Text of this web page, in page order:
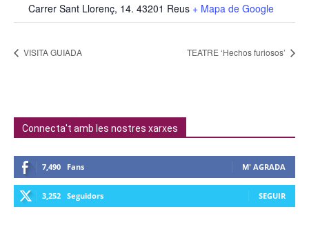
Carrer Sant Llorenç, 14. 43201 Reus + Mapa de Google
VISITA GUIADA TEATRE ‘Hechos furiosos’
Connecta't amb les nostres xarxes
7,490 Fans M' AGRADA
3,252 Seguidors SEGUIR